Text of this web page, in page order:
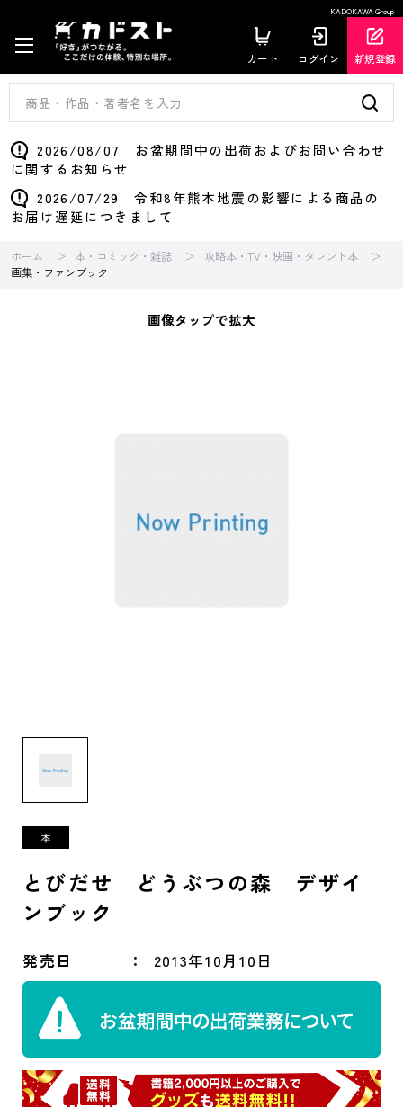
KADOKAWA Group
カート ログイン 新規登録
2026/08/07 お盆期間中の出荷およびお問い合わせ
に関するお知らせ
2026/07/29 令和8年熊本地震の影響による商品の
お届け遅延につきまして
ホーム 本・コミック・雑誌
攻略本・TV・映画・タレント本
画集・ファンブック
画像タップで拡大
とびだせ どうぶつの森 デザイ
ンブック
発売日 2013年10月10日